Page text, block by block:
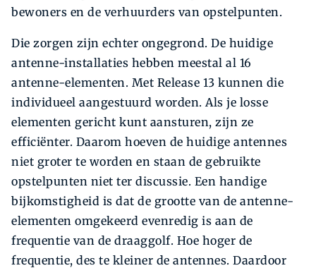
bewoners en de verhuurders van opstelpunten.
Die zorgen zijn echter ongegrond. De huidige
antenne-installaties hebben meestal al 16
antenne-elementen. Met Release 13 kunnen die
individueel aangestuurd worden. Als je losse
elementen gericht kunt aansturen, zijn ze
efficiënter. Daarom hoeven de huidige antennes
niet groter te worden en staan de gebruikte
opstelpunten niet ter discussie. Een handige
bijkomstigheid is dat de grootte van de antenne-
elementen omgekeerd evenredig is aan de
frequentie van de draaggolf. Hoe hoger de
frequentie, des te kleiner de antennes. Daardoor